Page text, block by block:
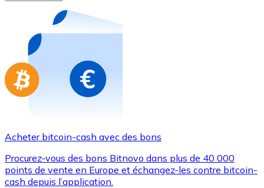
Nouveau
Achetez des cartes-cadeaux de vos marques
Aller à la boutique de cartes-cadeaux
Acheter bitcoin-cash avec des bons
Procurez-vous des bons Bitnovo dans plus de 40 000
points de vente en Europe et échangez-les contre bitcoin-
cash depuis l’application.